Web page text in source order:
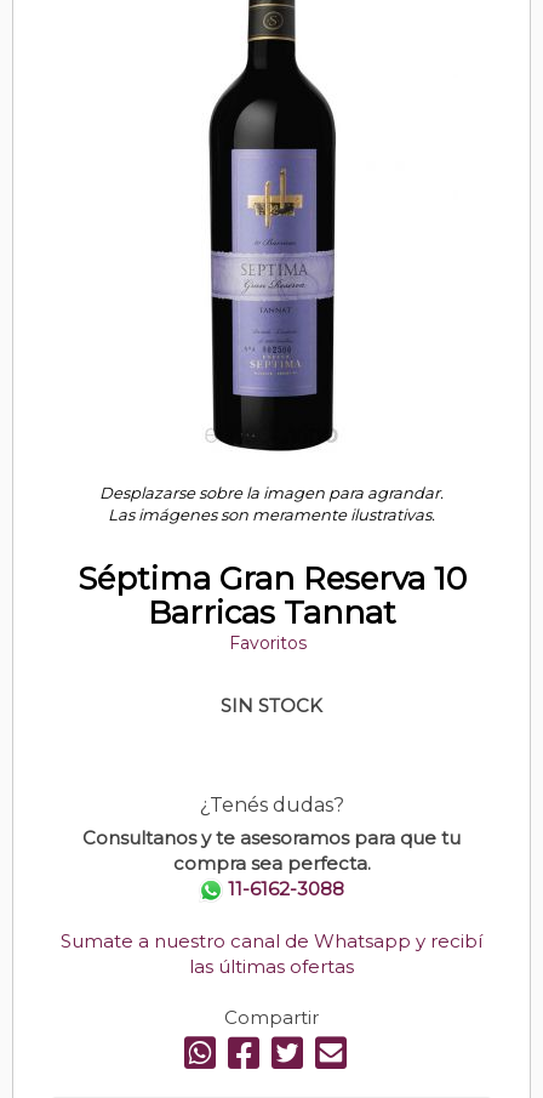
Desplazarse sobre la imagen para agrandar.
Las imágenes son meramente ilustrativas.
Séptima Gran Reserva 10
Barricas Tannat
Favoritos
SIN STOCK
¿Tenés dudas?
Consultanos y te asesoramos para que tu
compra sea perfecta.
11-6162-3088
Sumate a nuestro canal de Whatsapp y recibí
las últimas ofertas
Compartir